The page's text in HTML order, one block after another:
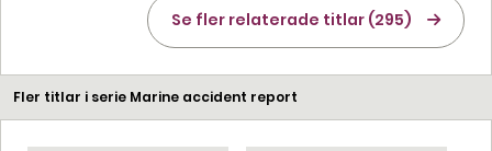
Se fler relaterade titlar (295)
Fler titlar i serie Marine accident report